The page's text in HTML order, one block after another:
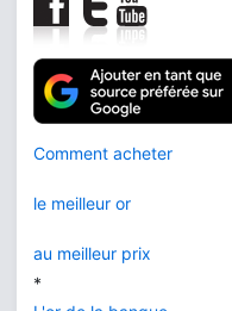
Comment acheter
le meilleur or
au meilleur prix
*